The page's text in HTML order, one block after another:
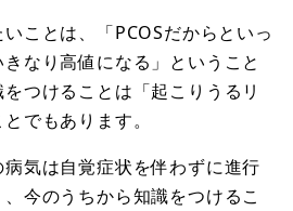
ことは、「PCOSだからといっ
なり高値になる」ということ
つけることは「起こりうるリ
でもあります。
気は自覚症状を伴わずに進行
今のうちから知識をつけるこ